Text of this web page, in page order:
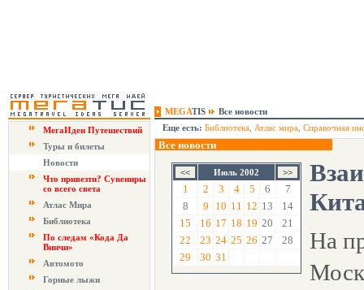
MEGATIS
Все новости
МегаИдеи Путешествий
Туры и билеты
Новости
Что привезти? Сувениры
со всего света
Атлас Мира
Библиотека
По следам «Кода Да
Винчи»
Автомото
Горные лыжи
Еще есть: Библиотека Атлас мира Справочная
Все новости
Июль 2002
1 2 3 4 5 6
7
8
9 10 11 12 13
14
15
16 17 18 19 20
21
22
23 24 25 26 27
28
29
30 31
На